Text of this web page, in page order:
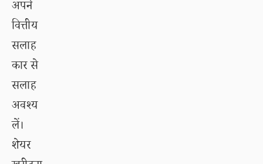
अपने
वित्तीय
सलाह
कार से
सलाह
अवश्य
लें।
शेयर